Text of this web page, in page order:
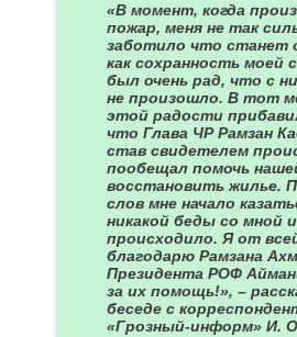
«В момент, когда
пожар, меня не так
заботило что станет
как сохранность моей
был очень рад, что с
не произошло. В тот
этой радости
что Глава ЧР Рамзан
став свидетелем
пообещал помочь
восстановить жилье.
слов мне начало
никакой беды со мной
происходило. Я от
благодарю Рамзана
Президента РОФ
за их помощь!», –
беседе с
«Грозный-информ» И.